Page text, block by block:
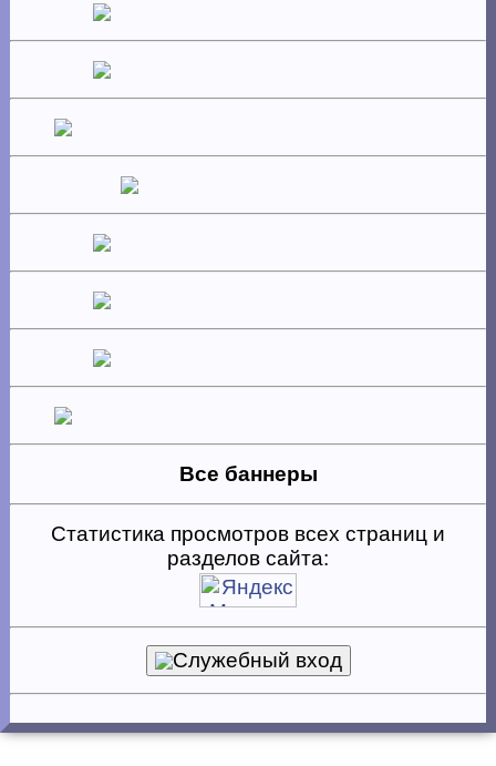
Все баннеры
Статистика просмотров всех страниц и
разделов сайта:
Служебный вход